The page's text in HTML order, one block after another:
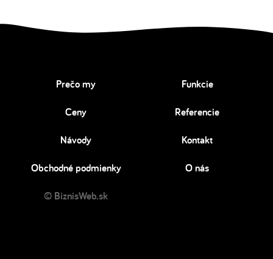
Prečo my Funkcie
Ceny Referencie
Návody Kontakt
Obchodné podmienky O nás
© BiznisWeb.sk